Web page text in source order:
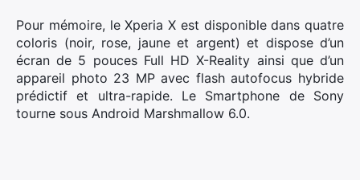
Pour mémoire, le Xperia X est disponible dans quatre
coloris (noir, rose, jaune et argent) et dispose d’un
écran de 5 pouces Full HD X-Reality ainsi que d’un
appareil photo 23 MP avec flash autofocus hybride
prédictif et ultra-rapide. Le Smartphone de Sony
tourne sous Android Marshmallow 6.0.